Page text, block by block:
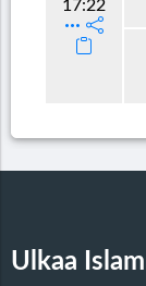
17:22
Ulkaa Islam